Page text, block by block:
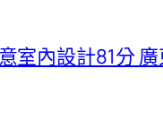
室內設計81分